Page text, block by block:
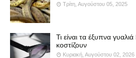
Τρίτη, Αυγούστου 05, 2025
Τι είναι τα έξυπνα
κοστίζουν
Κυριακή, Αυγούστου 02, 2026